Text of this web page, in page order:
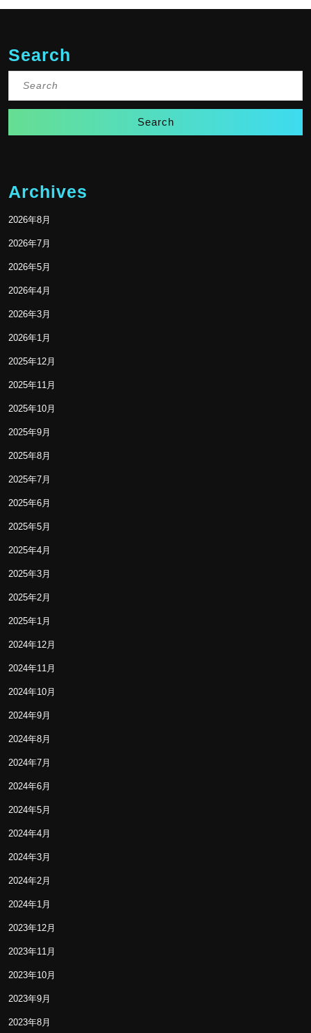
Search
Archives
2026年8月
2026年7月
2026年5月
2026年4月
2026年3月
2026年1月
2025年12月
2025年11月
2025年10月
2025年9月
2025年8月
2025年7月
2025年6月
2025年5月
2025年4月
2025年3月
2025年2月
2025年1月
2024年12月
2024年11月
2024年10月
2024年9月
2024年8月
2024年7月
2024年6月
2024年5月
2024年4月
2024年3月
2024年2月
2024年1月
2023年12月
2023年11月
2023年10月
2023年9月
2023年8月